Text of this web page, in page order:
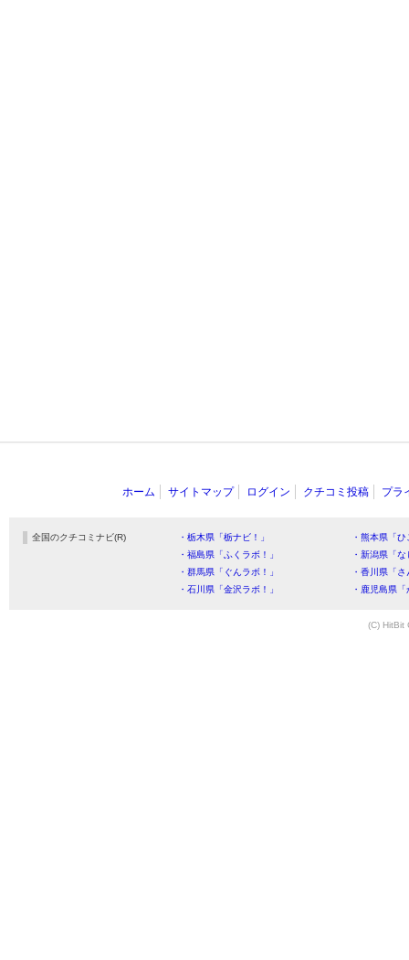
ホーム サイトマップ ログイン クチコミ投稿 プラ
全国のクチコミナビ(R) ・栃木県「栃ナビ！」
・熊本県「
・福島県「ふくラボ！」
・新潟県「
・群馬県「ぐんラボ！」
・香川県「
・石川県「金沢ラボ！」
・鹿児島県
(C) HitBit